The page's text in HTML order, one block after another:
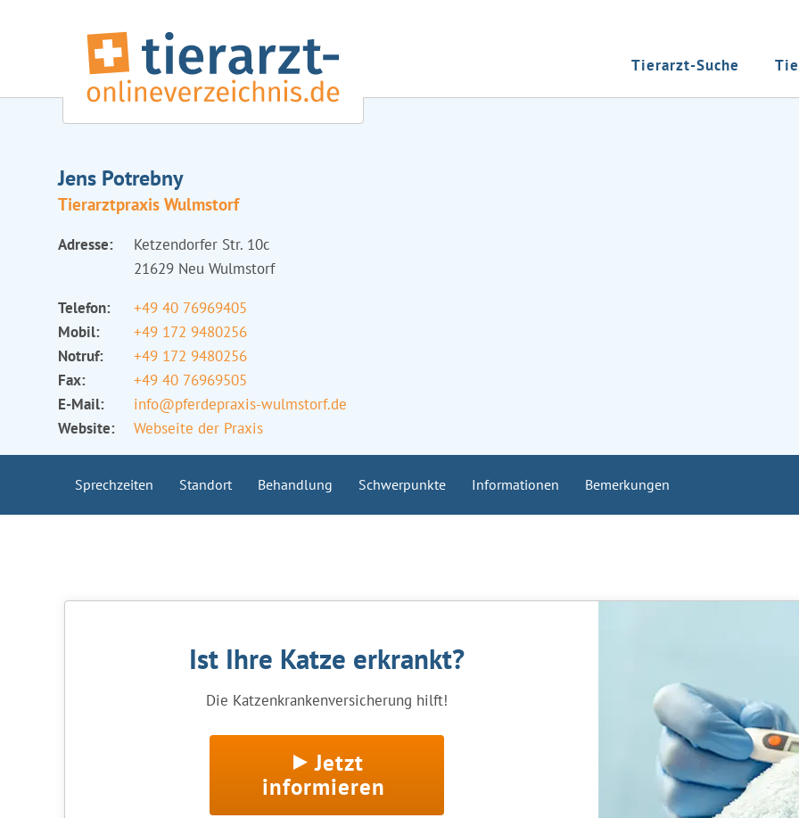
Tierarzt-Suche
Jens Potrebny
Tierarztpraxis Wulmstorf
Adresse:
Ketzendorfer Str. 10c
21629 Neu Wulmstorf
Telefon:
+49 40 76969405
Mobil:
+49 172 9480256
Notruf:
+49 172 9480256
Fax:
+49 40 76969505
E-Mail:
info@pferdepraxis-wulmstorf.de
Website:
Webseite der Praxis
Sprechzeiten Standort Behandlung Schwerpunkte Informationen Bemerkungen
Ist Ihre Katze erkrankt?
Die Katzenkrankenversicherung hilft!
Jetzt
informieren